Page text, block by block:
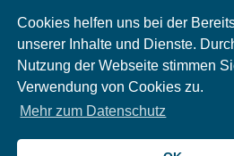
Cookies helfen uns bei der
unserer Inhalte und Dienste.
Nutzung der Webseite stimmen
Verwendung von Cookies zu.
Mehr zum Datenschutz
Impressum Kontakt